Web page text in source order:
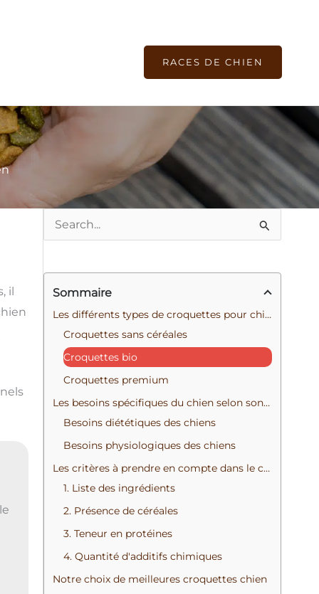
RACES DE CHIEN
il
c
Sommaire
Les différents types de croquettes pour chien
Croquettes sans céréales
Croquettes bio
Croquettes premium
Les besoins spécifiques du chien selon son profil
Besoins diététiques des chiens
Besoins physiologiques des chiens
Les critères à prendre en compte dans le choix des croquettes
1. Liste des ingrédients
2. Présence de céréales
3. Teneur en protéines
4. Quantité d'additifs chimiques
Notre choix de meilleures croquettes chien